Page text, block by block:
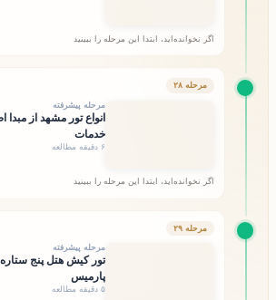
اگر نخوانده‌اید، ابتدا این مرحله را ببینید
مرحله ۲۸
مرحله پیشرفته
انواع تور مشهد از
خدمات
۶ دقیقه مطالعه
اگر نخوانده‌اید، ابتدا این مرحله را ببینید
مرحله ۲۹
مرحله پیشرفته
تور کیش هتل پنج ستاره
پارمیس
۵ دقیقه مطالعه